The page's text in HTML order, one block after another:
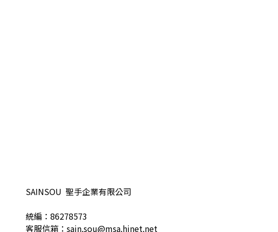
SAINSOU 聖手企業有限公司
統編：86278573
客服信箱：sain.sou@msa.hinet.net